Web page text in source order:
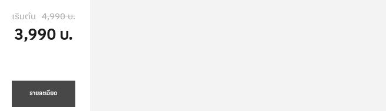
เริ่มต้น 4,990 บ.
3,990 บ.
รายละเอียด